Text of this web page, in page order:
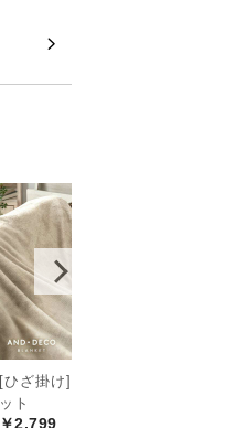
[ひざ掛け] 4層ブランケ
ット
￥2,799